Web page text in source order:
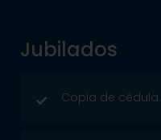
Jubilados
Copia de cédula.